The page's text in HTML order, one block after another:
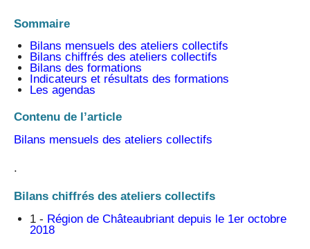
Sommaire
Bilans mensuels des ateliers collectifs
Bilans chiffrés des ateliers collectifs
Bilans des formations
Indicateurs et résultats des formations
Les agendas
Contenu de l’article
Bilans mensuels des ateliers collectifs
.
Bilans chiffrés des ateliers collectifs
1 - Région de Châteaubriant depuis le 1er octobre
2018